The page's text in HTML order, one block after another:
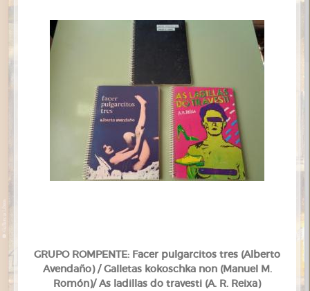
GRUPO ROMPENTE: Facer pulgarcitos tres (Alberto
Avendaño) / Galletas kokoschka non (Manuel M.
Romón)/ As ladillas do travesti (A. R. Reixa)